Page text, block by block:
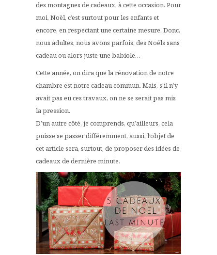
des montagnes de cadeaux, à cette occasion. Pour
moi, Noël, c’est surtout pour les enfants et
encore, en respectant une certaine mesure. Donc,
nous adultes, nous avons parfois, des Noëls sans
cadeau ou alors juste une babiole…
Cette année, on dira que la rénovation de notre
chambre est notre cadeau commun. Mais, s’il n’y
avait pas eu ces travaux, on ne se serait pas mis
la pression.
D’un autre côté, je comprends, qu’ailleurs, cela
puisse se passer différemment, aussi, l’objet de
cet article sera, surtout, de proposer des idées de
cadeaux de dernière minute.